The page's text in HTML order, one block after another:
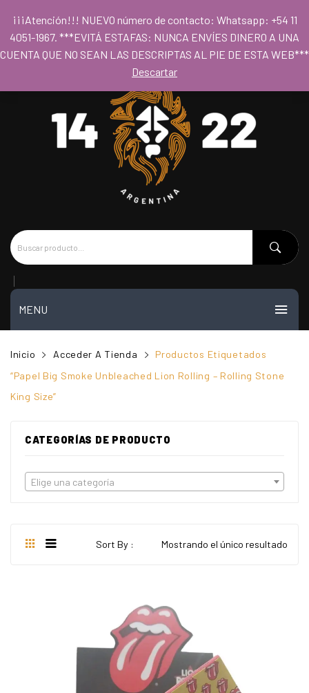
- Horario 09hs a 18hs
MENU
MI CUENTA
VER CARRITO
CONTACTO
VIDEOS
Inicio Acceder A Tienda
Productos Etiquetados
“Papel Big Smoke Unbleached Lion Rolling – Rolling Stone
King Size”
CATEGORÍAS DE PRODUCTO
Elige una categoría
Mostrando el único resultado
Sort By :
¡¡¡Atención!!! NUEVO número de contacto: Whatsapp: +54 11
4051-1967. ***EVITÁ ESTAFAS: NUNCA ENVÍES DINERO A UNA
CUENTA QUE NO SEAN LAS DESCRIPTAS AL PIE DE ESTA WEB***
Descartar